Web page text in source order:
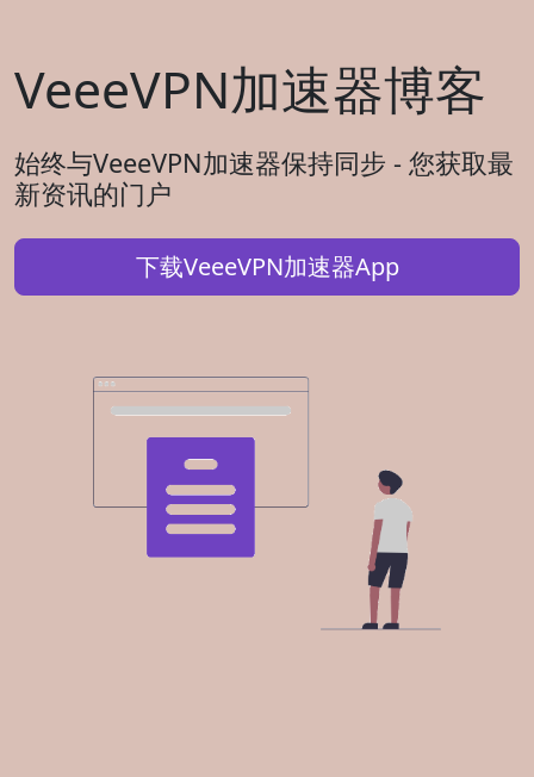
VeeeVPN加速器博客
始终与VeeeVPN加速器保持同步 - 您获取最
新资讯的门户
下载VeeeVPN加速器App